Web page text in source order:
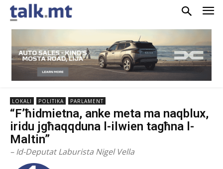
LOKALI POLITIKA PARLAMENT
“F’ħidmietna, anke meta ma naqblux,
iridu jgħaqqduna l-ilwien tagħna l-
Maltin”
– Id-Deputat Laburista Nigel Vella